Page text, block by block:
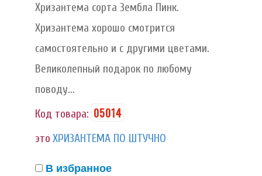
Хризантема сорта Зембла Пинк.
Хризантема хорошо смотрится
самостоятельно и с другими цветами.
Великолепный подарок по любому
поводу...
Код товара: 05014
это ХРИЗАНТЕМА ПО ШТУЧНО
В избранное